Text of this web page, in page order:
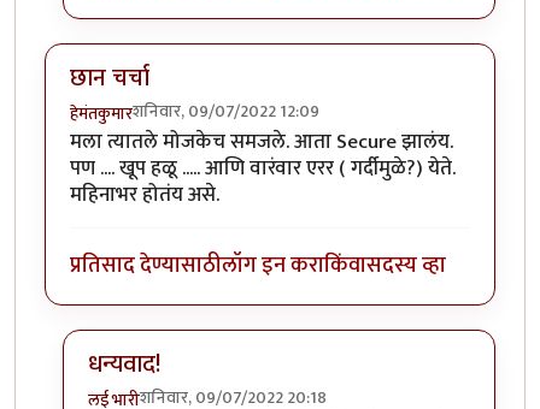
छान चर्चा
हेमंतकुमारशनिवार, 09/07/2022 12:09
मला त्यातले मोजकेच समजले. आता Secure झालंय.
पण .... खूप हळू ..... आणि वारंवार एरर ( गर्दीमुळे?) येते.
महिनाभर होतंय असे.
प्रतिसाद देण्यासाठीलॉग इन कराकिंवासदस्य व्हा
धन्यवाद!
लई भारीशनिवार, 09/07/2022 20:18